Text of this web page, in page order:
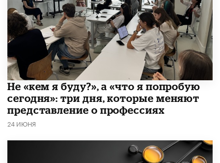
Не «кем я буду?», а «что я попробую
сегодня»: три дня, которые меняют
представление о профессиях
24 ИЮНЯ